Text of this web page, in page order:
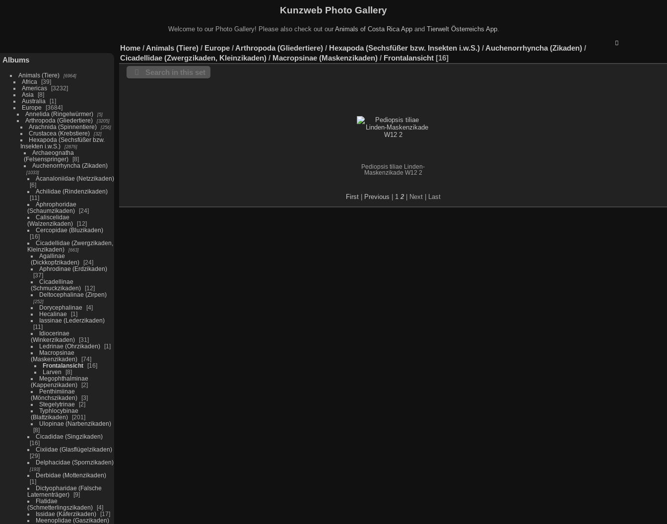
Kunzweb Photo Gallery
Welcome to our Photo Gallery! Please also check out our Animals of Costa Rica Appand Tierwelt Österreichs App.
Albums
Animals (Tiere) 6964
Africa
39
Americas
3232
Asia
8
Australia
1
Europe
3684
Annelida (Ringelwürmer)
5
Arthropoda (Gliedertiere) 3205
Arachnida (Spinnentiere) 256
Crustacea (Krebstiere) 32
Hexapoda (Sechsfüßer bzw.
Insekten i.w.S.)
2876
Archaeognatha
(Felsenspringer)
8
Auchenorrhyncha (Zikaden)
1033
Acanaloniidae (Netzzikaden)
6
Achilidae (Rindenzikaden)
11
Aphrophoridae
(Schaumzikaden)
24
Caliscelidae
(Walzenzikaden)
12
Cercopidae (Bluzikaden)
16
Cicadellidae (Zwergzikaden,
Kleinzikaden)
663
Agallinae
(Dickkopfzikaden)
24
Aphrodinae (Erdzikaden)
37
Cicadellinae
(Schmuckzikaden)
12
Deltocephalinae (Zirpen)
252
Dorycephalinae
4
Hecalinae
1
Iassinae (Lederzikaden)
11
Idiocerinae
(Winkerzikaden)
31
Ledrinae (Ohrzikaden)
1
Macropsinae
(Maskenzikaden)
74
Frontalansicht
16
Larven
8
Megophthalminae
(Kappenzikaden)
2
Penthimiinae
(Mönchszikaden)
3
Stegelytrinae
2
Typhlocybinae
(Blattzikaden)
201
Ulopinae (Narbenzikaden)
8
Cicadidae (Singzikaden)
16
Cixiidae (Glasflügelzikaden)
29
Delphacidae (Spornzikaden)
193
Derbidae (Mottenzikaden)
1
Dictyopharidae (Falsche
Laternenträger)
9
Flatidae
(Schmetterlingszikaden)
4
Issidae (Käferzikaden)
17
Meenoplidae (Gaszikaden)
Home / Animals (Tiere) / Europe / Arthropoda (Gliedertiere) / Hexapoda (Sechsfüßer bzw. Insekten i.w.S.) / Auchenorrhyncha (Zikaden) /
Cicadellidae (Zwergzikaden, Kleinzikaden) / Macropsinae (Maskenzikaden) / Frontalansicht 16
Search in this set
Pediopsis tiliae Linden-
Maskenzikade W12 2
First| Previous | 1 2 | Next | Last